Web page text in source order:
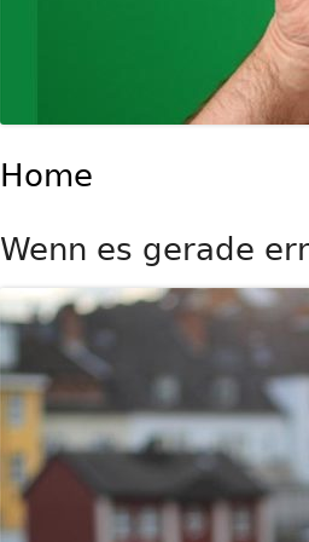
Home
Wenn es gerade